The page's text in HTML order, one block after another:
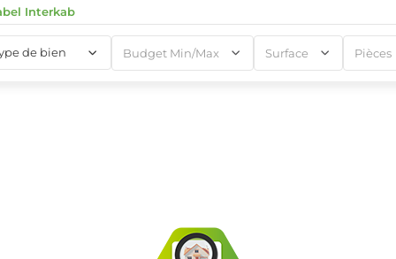
Interkab
de bien Budget Min/Max Surface Pièces